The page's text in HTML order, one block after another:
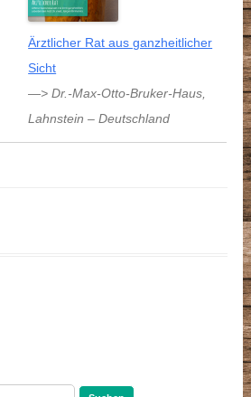
Ärztlicher Rat aus ganzheitlicher
Sicht
—> Dr.-Max-Otto-Bruker-Haus,
Lahnstein –Deutschland